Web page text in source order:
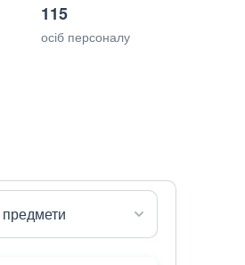
115
осіб персоналу